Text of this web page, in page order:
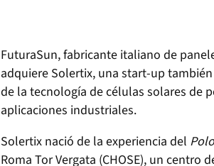
FuturaSun, fabricante italiano de
adquiere Solertix, una start-up
de la tecnología de células solares de
aplicaciones industriales.
Solertix nació de la experiencia del
Roma Tor Vergata (CHOSE), un